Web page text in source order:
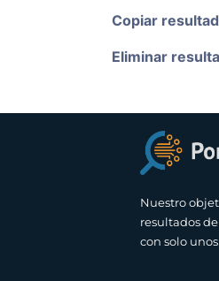
Copiar
Eliminar
Nuestro
resultados
con solo